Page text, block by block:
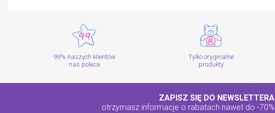
99% naszych klientów
nas poleca
Tylko oryginalne
produkty
ZAPISZ SIĘ DO NEWSLETTERA
otrzymasz informacje o rabatach nawet do -70%